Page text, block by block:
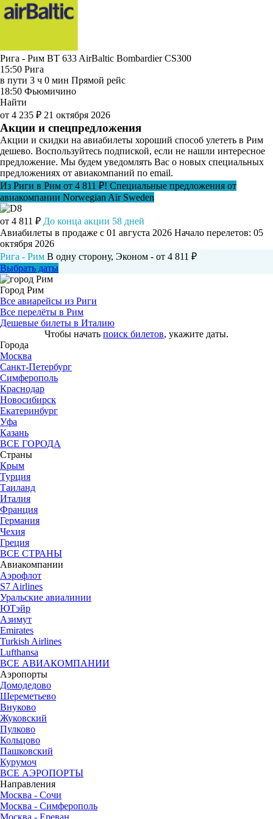
Рига - Рим BT 633 AirBaltic Bombardier CS300
15:50 Рига
в пути 3 ч 0 мин Прямой рейс
18:50 Фьюмичино
Найти
от 4 235 ₽ 21 октября 2026
Акции и спецпредложения
Акции и скидки на авиабилеты хороший способ улететь в Рим
дешево. Воспользуйтесь подпиской, если не нашли интересное
предложение. Мы будем уведомлять Вас о новых специальных
предложениях от авиакомпаний по email.
Из Риги в Рим от 4 811 ₽! Специальные предложения от
авиакомпании Norwegian Air Sweden
от 4 811 ₽ До конца акции 58 дней
Авиабилеты в продаже с 01 августа 2026 Начало перелетов: 05
октября 2026
Рига - Рим В одну сторону, Эконом - от 4 811 ₽
Выбрать даты
Город Рим
Все авиарейсы из Риги
Все перелёты в Рим
Дешевые билеты в Италию
Чтобы начать поиск билетов, укажите даты.
Города
Москва
Санкт-Петербург
Симферополь
Краснодар
Новосибирск
Екатеринбург
Уфа
Казань
ВСЕ ГОРОДА
Страны
Крым
Турция
Таиланд
Италия
Франция
Германия
Чехия
Греция
ВСЕ СТРАНЫ
Авиакомпании
Аэрофлот
S7 Airlines
Уральские авиалинии
ЮТэйр
Азимут
Emirates
Turkish Airlines
Lufthansa
ВСЕ АВИАКОМПАНИИ
Аэропорты
Домодедово
Шереметьево
Внуково
Жуковский
Пулково
Кольцово
Пашковский
Курумоч
ВСЕ АЭРОПОРТЫ
Направления
Москва - Сочи
Москва - Симферополь
Москва - Ереван